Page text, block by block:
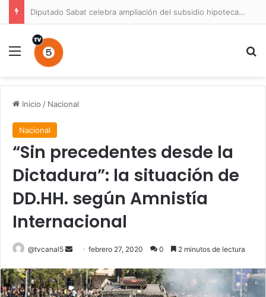
Diputado Sabat celebra ampliación del subsidio hipotecario con viviendas de hasta 6.000 UF
Menú
Inicio / Nacional
Nacional
“Sin precedentes desde la
Dictadura”: la situación de
DD.HH. según Amnistía
Internacional
@tvcanal5
Send
email
febrero 27, 2020 0 2 minutos de lectura